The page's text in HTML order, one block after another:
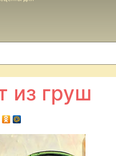
из груш